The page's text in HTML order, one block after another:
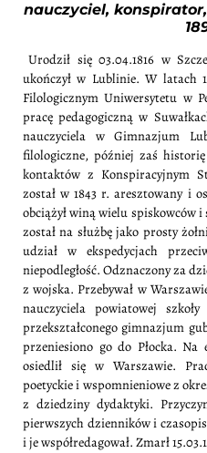
nauczyciel,
Urodził się 03.04.1816 w
ukończył w Lublinie. W latach
Filologicznym Uniwersytetu w
pracę pedagogiczną w
nauczyciela w Gimnazjum
filologiczne, później zaś
kontaktów z Konspiracyjnym
został w 1843 r. aresztowany i
obciążył winą wielu spiskowców
został na służbę jako prosty
udział w ekspedycjach
niepodległość. Odznaczony za
z wojska. Przebywał w
nauczyciela powiatowej
przekształconego gimnazjum
przeniesiono go do Płocka.
osiedlił się w Warszawie.
poetyckie i wspomnieniowe z
z dziedziny dydaktyki.
pierwszych dzienników i
i je współredagował. Zmarł